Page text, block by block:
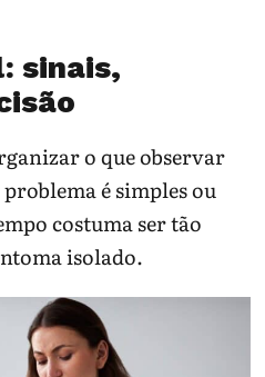
sinais,
o que observar
é simples ou
costuma ser tão
isolado.